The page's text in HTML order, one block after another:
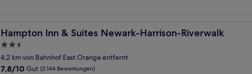
Hampton Inn & Suites Newark-Harrison-Riverwalk
Hampton Inn & Suites Newark-Harrison-Riverwalk
2.5-
Sterne-
Unterkunft
4,2 km von Bahnhof East Orange entfernt
7.8
7,8/10 Gut (2.144 Bewertungen)